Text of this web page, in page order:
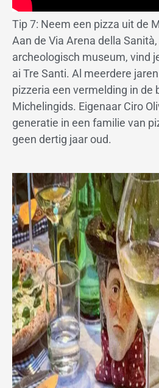
Tip 7: Neem een pizza uit de
Aan de Via Arena della
archeologisch museum, vind
ai Tre Santi. Al meerdere
pizzeria een vermelding in de
Michelingids. Eigenaar Ciro
generatie in een familie van
geen dertig jaar oud.